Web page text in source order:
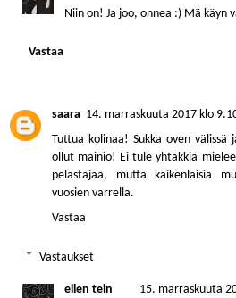
Niin on! Ja joo, onnea :) Mä käyn
Vastaa
saara 14. marraskuuta 2017 klo
Tuttua kolinaa! Sukka oven välissä
ollut mainio! Ei tule yhtäkkiä
pelastajaa, mutta kaikenlaisia
vuosien varrella.
Vastaa
Vastaukset
eilen tein
15. marraskuuta